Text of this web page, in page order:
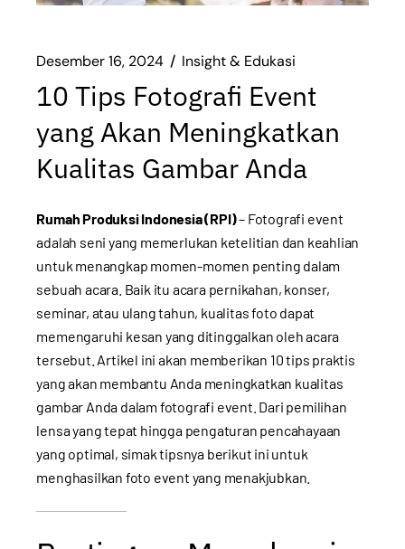
Desember 16, 2024 Insight & Edukasi
10 Tips Fotografi Event
yang Akan Meningkatkan
Kualitas Gambar Anda
Rumah Produksi Indonesia (RPI)– Fotografi event
adalah seni yang memerlukan ketelitian dan keahlian
untuk menangkap momen-momen penting dalam
sebuah acara. Baik itu acara pernikahan, konser,
seminar, atau ulang tahun, kualitas foto dapat
memengaruhi kesan yang ditinggalkan oleh acara
tersebut. Artikel ini akan memberikan 10 tips praktis
yang akan membantu Anda meningkatkan kualitas
gambar Anda dalam fotografi event. Dari pemilihan
lensa yang tepat hingga pengaturan pencahayaan
yang optimal, simak tipsnya berikut ini untuk
menghasilkan foto event yang menakjubkan.